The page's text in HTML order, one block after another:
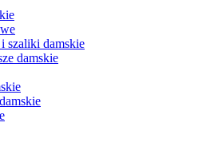
szaliki damskie
damskie